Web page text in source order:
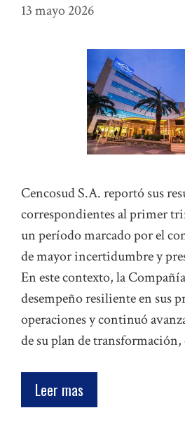
13 mayo 2026
Cencosud S.A. reportó sus
correspondientes al primer
un período marcado por el
de mayor incertidumbre y
En este contexto, la
desempeño resiliente en sus
operaciones y continuó
de su plan de
Leer mas